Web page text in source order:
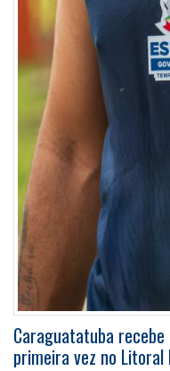
Caraguatatuba
primeira vez no Litoral